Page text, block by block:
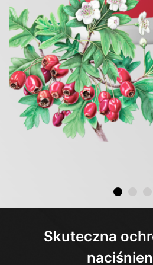
Skuteczna